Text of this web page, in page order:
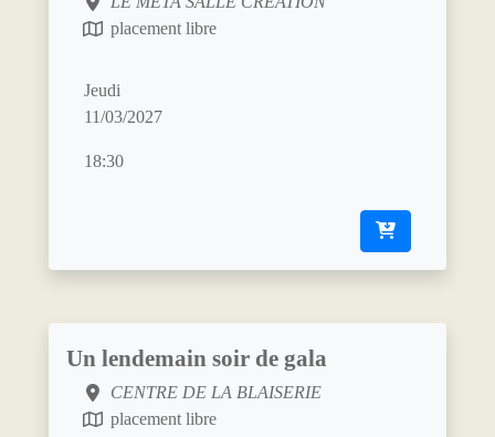
placement libre
Jeudi
11/03/2027
18:30
Un lendemain soir de gala
CENTRE DE LA BLAISERIE
placement libre